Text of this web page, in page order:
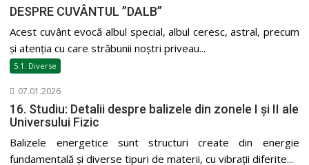
DESPRE CUVÂNTUL ”DALB”
Acest cuvânt evocă albul special, albul ceresc, astral, precum
și atenția cu care străbunii noștri priveau...
5.1. Diverse
07.01.2026
16. Studiu: Detalii despre balizele din zonele I și II ale
Universului Fizic
Balizele energetice sunt structuri create din energie
fundamentală și diverse tipuri de materii, cu vibrații diferite...